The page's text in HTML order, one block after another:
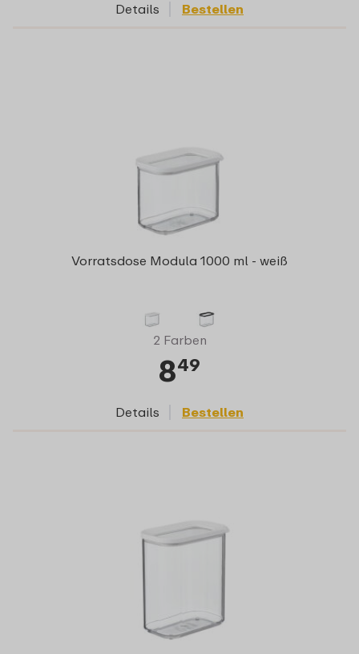
Details Bestellen
Vorratsdose Modula 1000 ml - weiß
2 Farben
849
Details Bestellen